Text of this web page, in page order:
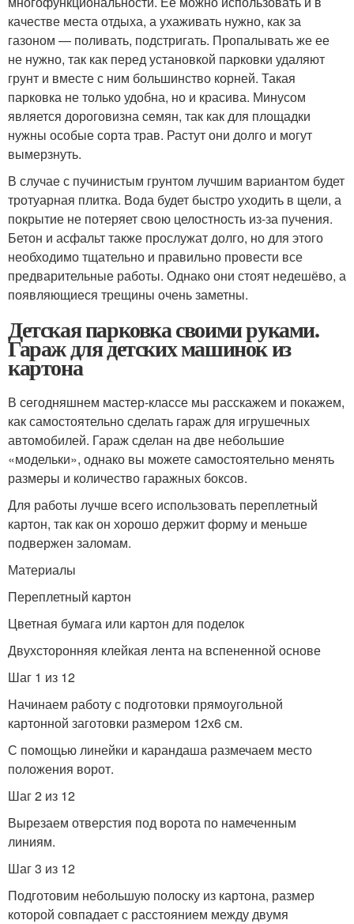
качестве места отдыха, а ухаживать нужно, как за
газоном — поливать, подстригать. Пропалывать же ее
не нужно, так как перед установкой парковки удаляют
грунт и вместе с ним большинство корней. Такая
парковка не только удобна, но и красива. Минусом
является дороговизна семян, так как для площадки
нужны особые сорта трав. Растут они долго и могут
вымерзнуть.
В случае с пучинистым грунтом лучшим вариантом будет
тротуарная плитка. Вода будет быстро уходить в щели, а
покрытие не потеряет свою целостность из-за пучения.
Бетон и асфальт также прослужат долго, но для этого
необходимо тщательно и правильно провести все
предварительные работы. Однако они стоят недешёво, а
появляющиеся трещины очень заметны.
Детская парковка своими руками.
Гараж для детских машинок из
картона
В сегодняшнем мастер-классе мы расскажем и покажем,
как самостоятельно сделать гараж для игрушечных
автомобилей. Гараж сделан на две небольшие
«модельки», однако вы можете самостоятельно менять
размеры и количество гаражных боксов.
Для работы лучше всего использовать переплетный
картон, так как он хорошо держит форму и меньше
подвержен заломам.
Материалы
Переплетный картон
Цветная бумага или картон для поделок
Двухсторонняя клейкая лента на вспененной основе
Шаг 1 из 12
Начинаем работу с подготовки прямоугольной
картонной заготовки размером 12х6 см.
С помощью линейки и карандаша размечаем место
положения ворот.
Шаг 2 из 12
Вырезаем отверстия под ворота по намеченным
линиям.
Шаг 3 из 12
Подготовим небольшую полоску из картона, размер
которой совпадает с расстоянием между двумя